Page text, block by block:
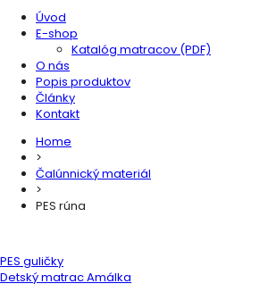
Úvod
E-shop
Katalóg matracov (PDF)
O nás
Popis produktov
Články
Kontakt
Home
>
Čalúnnický materiál
>
PES rúna
PES guličky
Detský matrac Amálka